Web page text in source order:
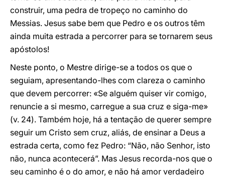
construir, uma pedra de tropeço no caminho do
Messias. Jesus sabe bem que Pedro e os outros têm
ainda muita estrada a percorrer para se tornarem seus
apóstolos!
Neste ponto, o Mestre dirige-se a todos os que o
seguiam, apresentando-lhes com clareza o caminho
que devem percorrer: «Se alguém quiser vir comigo,
renuncie a si mesmo, carregue a sua cruz e siga-me»
(v. 24). Também hoje, há a tentação de querer sempre
seguir um Cristo sem cruz, aliás, de ensinar a Deus a
estrada certa, como fez Pedro: “Não, não Senhor, isto
não, nunca acontecerá”. Mas Jesus recorda-nos que o
seu caminho é o do amor, e não há amor verdadeiro